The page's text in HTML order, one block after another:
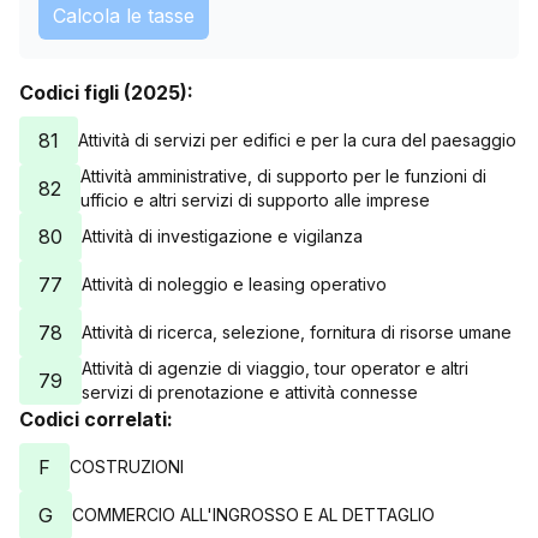
Calcola le tasse
Codici figli (2025):
81
Attività di servizi per edifici e per la cura del paesaggio
82
Attività amministrative, di supporto per le funzioni di
ufficio e altri servizi di supporto alle imprese
80 Attività di investigazione e vigilanza
77 Attività di noleggio e leasing operativo
78 Attività di ricerca, selezione, fornitura di risorse umane
79
Attività di agenzie di viaggio, tour operator e altri
servizi di prenotazione e attività connesse
Codici correlati:
F
COSTRUZIONI
G COMMERCIO ALL'INGROSSO E AL DETTAGLIO